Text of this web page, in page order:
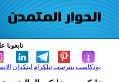
تابعونا
لينكدإن تيلكرامبنترست بودكاست